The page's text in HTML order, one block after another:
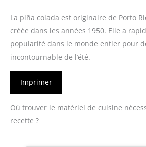
La piña colada est originaire de Porto
créée dans les années 1950. Elle a
popularité dans le monde entier pour
incontournable de l’été.
Imprimer
Où trouver le matériel de cuisine
recette ?